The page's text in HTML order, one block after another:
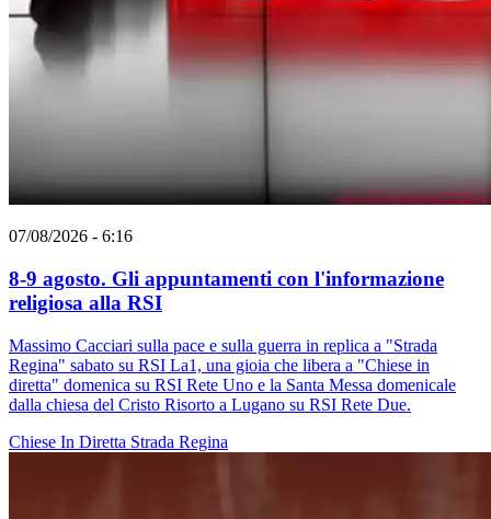
07/08/2026 - 6:16
8-9 agosto. Gli appuntamenti con l'informazione
religiosa alla RSI
Massimo Cacciari sulla pace e sulla guerra in replica a "Strada
Regina" sabato su RSI La1, una gioia che libera a "Chiese in
diretta" domenica su RSI Rete Uno e la Santa Messa domenicale
dalla chiesa del Cristo Risorto a Lugano su RSI Rete Due.
Chiese In Diretta Strada Regina